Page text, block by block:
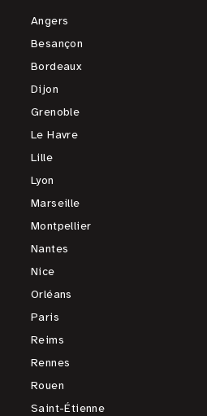
Angers
Besançon
Bordeaux
Dijon
Grenoble
Le Havre
Lille
Lyon
Marseille
Montpellier
Nantes
Nice
Orléans
Paris
Reims
Rennes
Rouen
Saint-Étienne